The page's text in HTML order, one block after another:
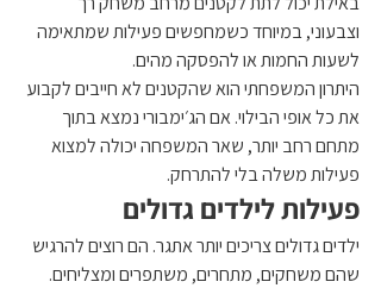
וצבעוני, במיוחד כשמחפשים פעילות שמתאימה
לשעות החמות או להפסקה מהים.
היתרון המשפחתי הוא שהקטנים לא חייבים לקבוע
את כל אופי הבילוי. אם הג׳ימבורי נמצא בתוך
מתחם רחב יותר, שאר המשפחה יכולה למצוא
פעילות משלה בלי להתרחק.
פעילות לילדים גדולים
ילדים גדולים צריכים יותר אתגר. הם רוצים להרגיש
שהם משחקים, מתחרים, משתפרים ומצליחים.